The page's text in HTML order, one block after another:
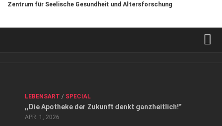
Zentrum für Seelische Gesundheit und Altersforschung
Datenschutzerklärung
Top Magazin Dresden / Ostsachsen
LEBENSART / SPECIAL
,,Die Apotheke der Zukunft denkt ganzheitlich!”
APR. 1, 2026